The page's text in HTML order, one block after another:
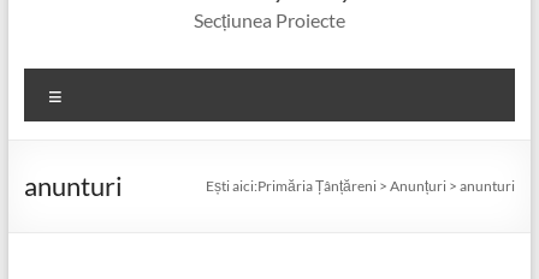
Secțiunea Proiecte
anunturi Ești aici:Primăria Țânțăreni >Anunțuri >anunturi